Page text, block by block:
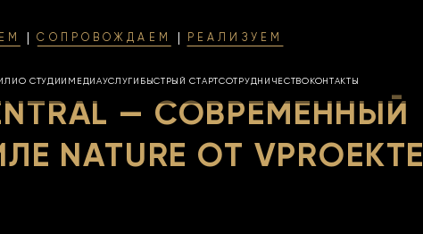
СОПРОВОЖДАЕМ РЕАЛИЗУЕМ
О СТУДИИ МЕДИАУСЛУГИ БЫСТРЫЙ СТАРТСОТРУДНИЧЕСТВОКОНТАКТЫ
— СОВРЕМЕННЫЙ
NATURE ОТ VPROEKTE